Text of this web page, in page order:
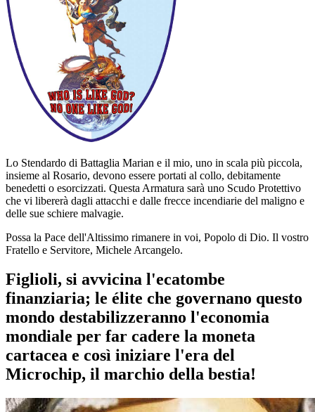
Lo Stendardo di Battaglia Marian e il mio, uno in scala più piccola,
insieme al Rosario, devono essere portati al collo, debitamente
benedetti o esorcizzati. Questa Armatura sarà uno Scudo Protettivo
che vi libererà dagli attacchi e dalle frecce incendiarie del maligno e
delle sue schiere malvagie.
Possa la Pace dell'Altissimo rimanere in voi, Popolo di Dio. Il vostro
Fratello e Servitore, Michele Arcangelo.
Figlioli, si avvicina l'ecatombe
finanziaria; le élite che governano questo
mondo destabilizzeranno l'economia
mondiale per far cadere la moneta
cartacea e così iniziare l'era del
Microchip, il marchio della bestia!